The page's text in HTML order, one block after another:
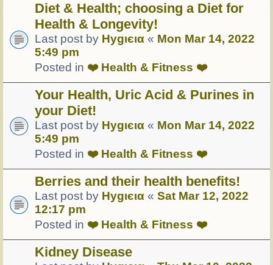
Diet & Health; choosing a Diet for
Health & Longevity!
Last post by Hуgιєια « Mon Mar 14, 2022
5:49 pm
Posted in ❤️ Health & Fitness ❤️
Your Health, Uric Acid & Purines in
your Diet!
Last post by Hуgιєια « Mon Mar 14, 2022
5:49 pm
Posted in ❤️ Health & Fitness ❤️
Berries and their health benefits!
Last post by Hуgιєια « Sat Mar 12, 2022
12:17 pm
Posted in ❤️ Health & Fitness ❤️
Kidney Disease